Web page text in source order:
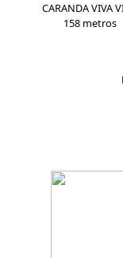
CARANDA VIVA
158 metros